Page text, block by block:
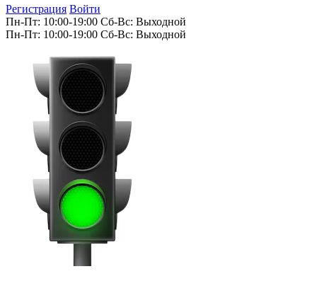
Регистрация Войти
Пн-Пт: 10:00-19:00 Сб-Вс: Выходной
Пн-Пт: 10:00-19:00 Сб-Вс: Выходной